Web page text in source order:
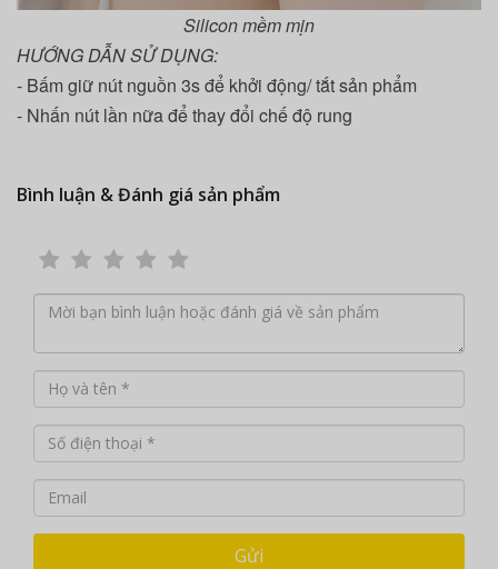
Silicon mềm mịn
HƯỚNG DẪN SỬ DỤNG:
- Bấm giữ nút nguồn 3s để khởi động/ tắt sản phẩm
- Nhấn nút lần nữa để thay đổi chế độ rung
Bình luận & Đánh giá sản phẩm
Gửi